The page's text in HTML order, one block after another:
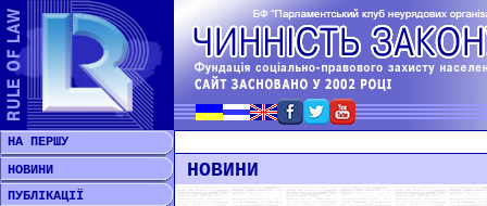
НА ПЕРШУ
НОВИНИ
ПУБЛІКАЦІЇ
НОВИНИ